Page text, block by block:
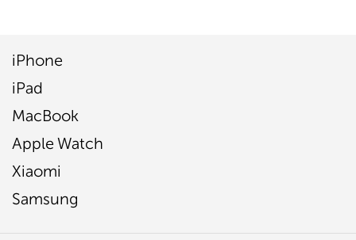
iPhone
iPad
MacBook
Apple Watch
Xiaomi
Samsung